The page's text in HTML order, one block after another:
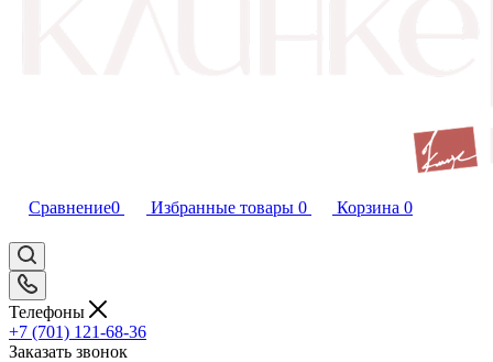
Сравнение0 Избранные товары 0 Корзина 0
Телефоны
+7 (701) 121-68-36
Заказать звонок